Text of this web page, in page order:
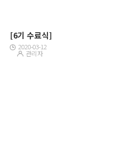
[6기 수료식]
2020-03-12
관리자